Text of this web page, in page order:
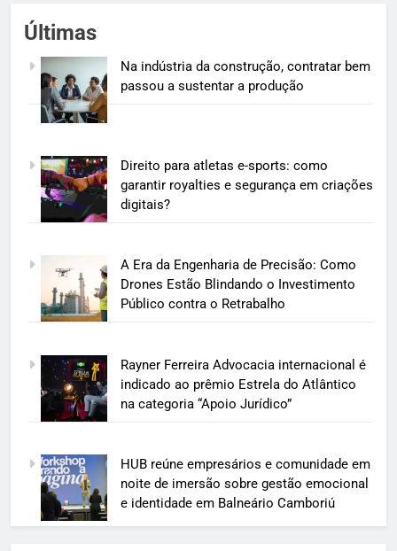
Últimas
Na indústria da construção, contratar bem
passou a sustentar a produção
Direito para atletas e-sports: como
garantir royalties e segurança em criações
digitais?
A Era da Engenharia de Precisão: Como
Drones Estão Blindando o Investimento
Público contra o Retrabalho
Rayner Ferreira Advocacia internacional é
indicado ao prêmio Estrela do Atlântico
na categoria “Apoio Jurídico”
HUB reúne empresários e comunidade em
noite de imersão sobre gestão emocional
e identidade em Balneário Camboriú